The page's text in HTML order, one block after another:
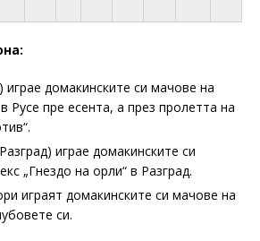
домакинските си мачове на
Русе пре есента, а през пролетта на
играе домакинските си
„Гнездо на орли“ в Разград.
играят домакинските си мачове на
си.